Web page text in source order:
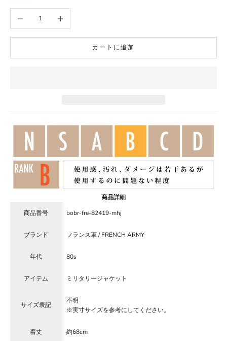
カートに追加
商品詳細
商品番号
bobr-fre-82419-mhj
ブランド フランス軍 / FRENCH ARMY
年代 80s
アイテム ミリタリージャケット
サイズ表記
不明
※実寸サイズを参考にしてください。
着丈 約68cm